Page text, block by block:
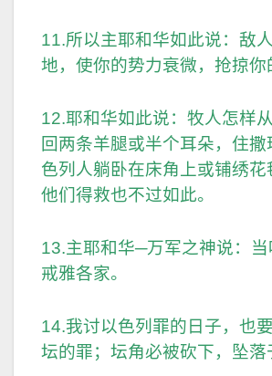
11.所以主耶和华如此说：敌
地，使你的势力衰微，抢掠你
12.耶和华如此说：牧人怎样
回两条羊腿或半个耳朵，住撒
色列人躺卧在床角上或铺绣花
他们得救也不过如此。
13.主耶和华─万军之神说：
戒雅各家。
14.我讨以色列罪的日子，也
坛的罪；坛角必被砍下，坠落